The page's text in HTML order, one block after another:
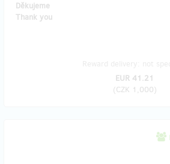
Děkujeme
Thank you
EUR 41.21
(CZK 1,000)